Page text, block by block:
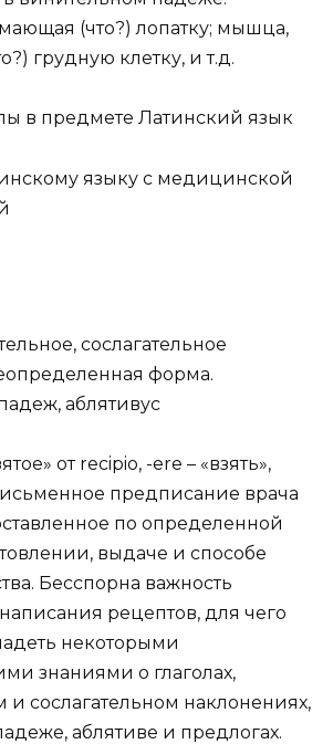
(что?) лопатку; мышца,
грудную клетку, и т.д.
в предмете Латинский язык
языку с медицинской
сослагательное
форма.
аблятивус
от recipio, -ere – «взять»,
предписание врача
по определенной
выдаче и способе
Бесспорна важность
рецептов, для чего
некоторыми
знаниями о глаголах,
и сослагательном наклонениях,
аблятиве и предлогах.